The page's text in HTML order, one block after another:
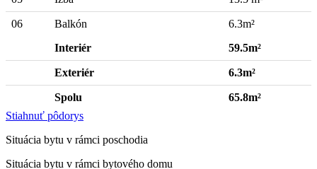
06 Balkón
6.3m²
Interiér
59.5m²
Exteriér 6.3m²
Spolu
65.8m²
Stiahnuť pôdorys
Situácia bytu v rámci poschodia
Situácia bytu v rámci bytového domu